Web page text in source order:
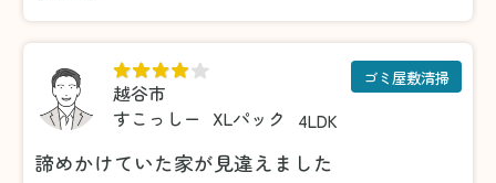
越谷市
すこっしー
XLパック 4LDK
ゴミ屋敷清掃
諦めかけていた家が見違えました